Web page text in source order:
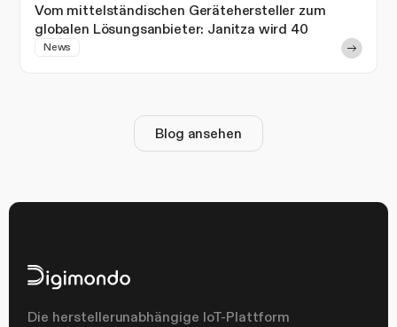
Vom mittelständischen Gerätehersteller zum
globalen Lösungsanbieter: Janitza wird 40
News
Blog ansehen
Die herstellerunabhängige IoT-Plattform